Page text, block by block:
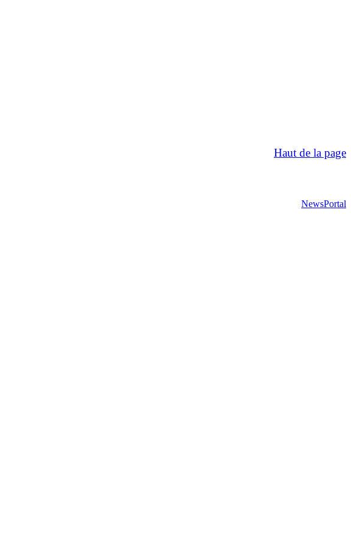
Haut de la page
NewsPortal